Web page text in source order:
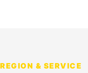
REGION & SERVICE